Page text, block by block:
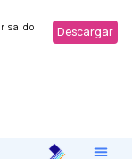
saldo
Descargar